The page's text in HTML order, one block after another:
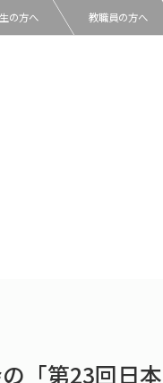
の方へ 教職員の方へ
「第23回日